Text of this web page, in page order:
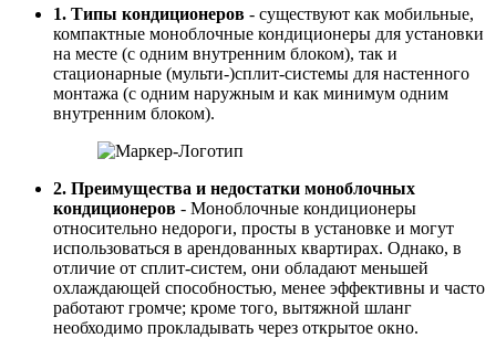
1. Типы кондиционеров - существуют как мобильные,
компактные моноблочные кондиционеры для установки
на месте (с одним внутренним блоком), так и
стационарные (мульти-)сплит-системы для настенного
монтажа (с одним наружным и как минимум одним
внутренним блоком).
2. Преимущества и недостатки моноблочных
кондиционеров - Моноблочные кондиционеры
относительно недороги, просты в установке и могут
использоваться в арендованных квартирах. Однако, в
отличие от сплит-систем, они обладают меньшей
охлаждающей способностью, менее эффективны и часто
работают громче; кроме того, вытяжной шланг
необходимо прокладывать через открытое окно.